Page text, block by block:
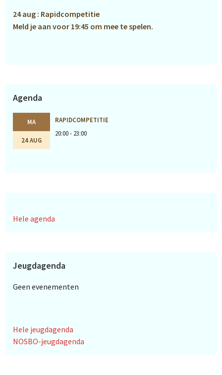
24 aug : Rapidcompetitie
Meld je aan voor 19:45 om mee te spelen.
Agenda
MA
24 AUG
RAPIDCOMPETITIE
20:00 - 23:00
Hele agenda
Jeugdagenda
Geen evenementen
Hele jeugdagenda
NOSBO-jeugdagenda